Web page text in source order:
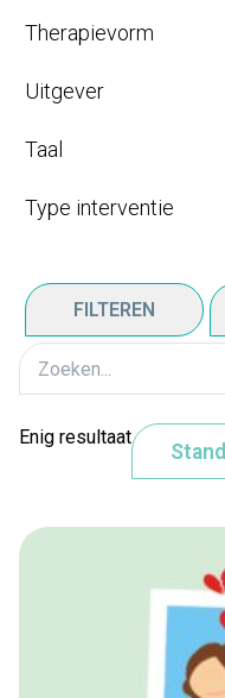
Therapievorm
Uitgever
Taal
Type interventie
FILTEREN
Enig resultaat